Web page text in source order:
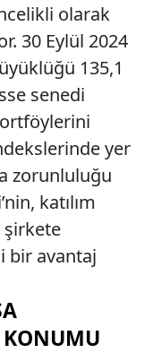
olarak
30 Eylül 2024
135,1
senedi
yer
zorunluluğu
katılım
şirkete
bir avantaj
KONUMU